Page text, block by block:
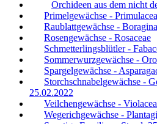
Orchideen aus dem nicht
Primelgewächse -
Raublattgewächse -
Rosengewächse - Rosaceae
Schmetterlingsblütler -
Sommerwurzgewächse -
Spargelgewächse -
Storchschnabelgewächse -
25.02.2022
Veilchengewächse -
Wegerichgewächse -